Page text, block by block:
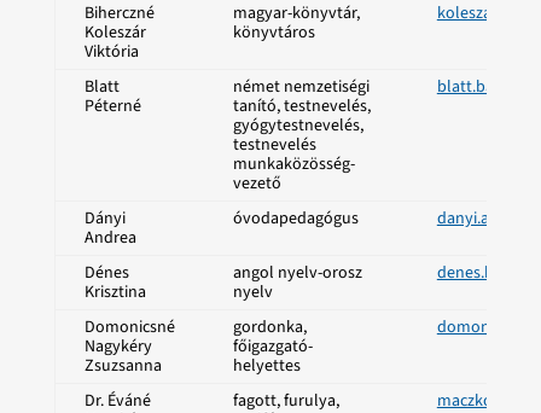
Biherczné
Koleszár
Viktória
magyar-könyvtár,
könyvtáros
Blatt
Péterné
német nemzetiségi
tanító, testnevelés,
gyógytestnevelés,
testnevelés
munkaközösség-
vezető
Dányi
Andrea
óvodapedagógus
Dénes
Krisztina
angol nyelv-orosz
nyelv
Domonicsné
Nagykéry
Zsuzsanna
gordonka,
főigazgató-
helyettes
Dr. Éváné
fagott, furulya,